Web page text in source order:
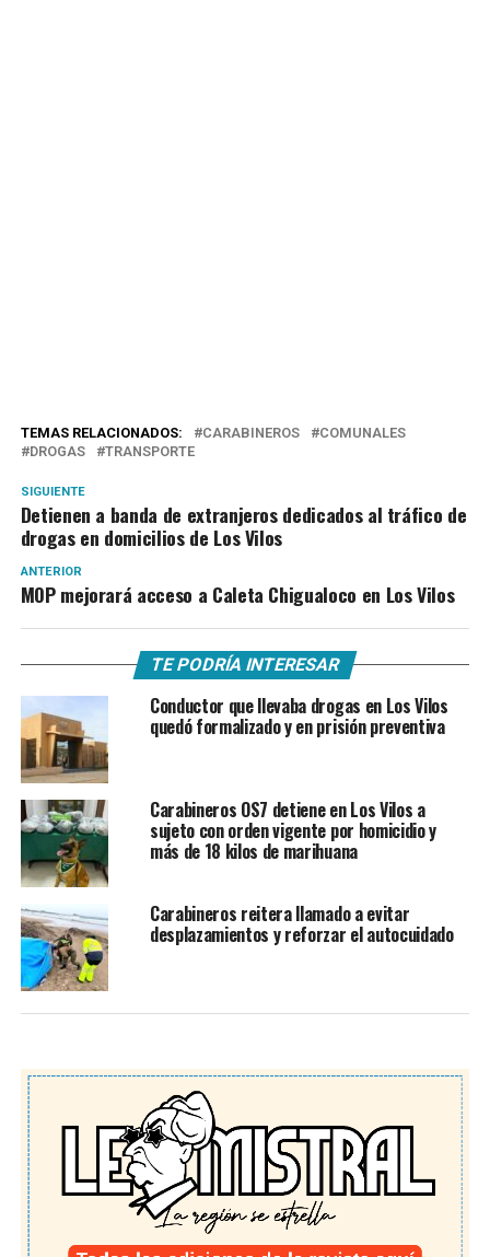
TEMAS RELACIONADOS: CARABINEROS
COMUNALES
DROGAS
TRANSPORTE
SIGUIENTE
Detienen a banda de extranjeros dedicados al tráfico de
drogas en domicilios de Los Vilos
ANTERIOR
MOP mejorará acceso a Caleta Chigualoco en Los Vilos
TE PODRÍA INTERESAR
Conductor que llevaba drogas en Los Vilos
quedó formalizado y en prisión preventiva
Carabineros OS7 detiene en Los Vilos a
sujeto con orden vigente por homicidio y
más de 18 kilos de marihuana
Carabineros reitera llamado a evitar
desplazamientos y reforzar el autocuidado